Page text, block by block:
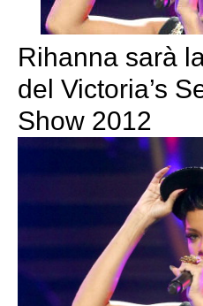
Rihanna sarà
del Victoria’s
Show 2012